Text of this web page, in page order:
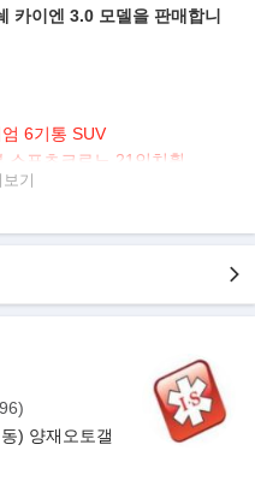
카이엔 3.0 모델을 판매합니
6기통 SUV
스포츠크로노,21인치휠
융설계 가능)
20.09
) 양재오토갤